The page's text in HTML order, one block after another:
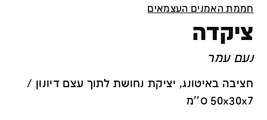
חממת האמנים העצמאים
ציקדה
נעם עמר
חציבה באיטונג, יציקת נחושת לתוך עצם דיונון /
50x30x7 ס''מ